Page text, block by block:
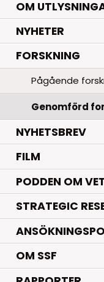
OM
NYHETER.
FORSKNING.
Pågående
Genomförd
NYHETSBREV
FILM
PODDEN OM
STRATEGIC
OM SSF